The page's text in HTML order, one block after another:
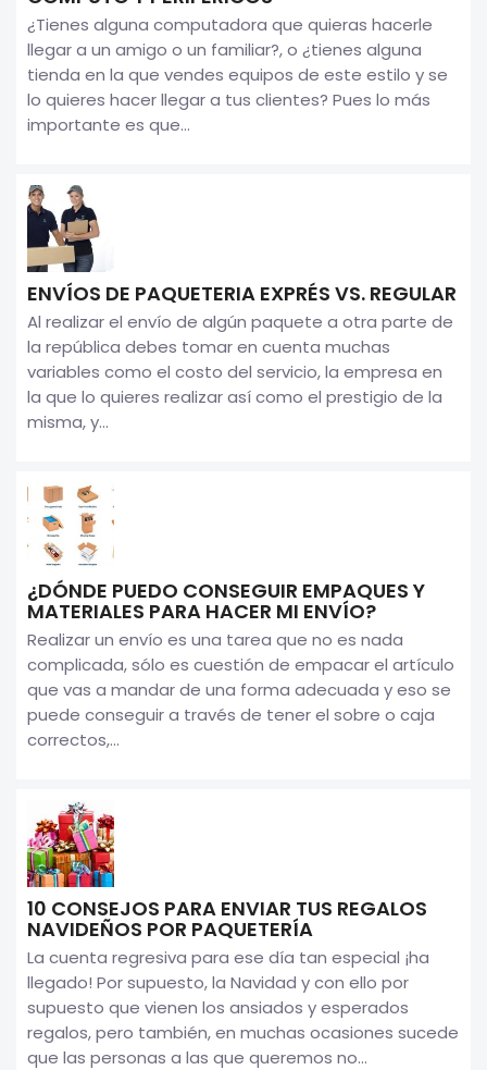
¿Tienes alguna computadora que quieras hacerle
llegar a un amigo o un familiar?, o ¿tienes alguna
tienda en la que vendes equipos de este estilo y se
lo quieres hacer llegar a tus clientes? Pues lo más
importante es que...
ENVÍOS DE PAQUETERIA EXPRÉS VS. REGULAR
Al realizar el envío de algún paquete a otra parte de
la república debes tomar en cuenta muchas
variables como el costo del servicio, la empresa en
la que lo quieres realizar así como el prestigio de la
misma, y...
¿DÓNDE PUEDO CONSEGUIR EMPAQUES Y
MATERIALES PARA HACER MI ENVÍO?
Realizar un envío es una tarea que no es nada
complicada, sólo es cuestión de empacar el artículo
que vas a mandar de una forma adecuada y eso se
puede conseguir a través de tener el sobre o caja
correctos,...
10 CONSEJOS PARA ENVIAR TUS REGALOS
NAVIDEÑOS POR PAQUETERÍA
La cuenta regresiva para ese día tan especial ¡ha
llegado! Por supuesto, la Navidad y con ello por
supuesto que vienen los ansiados y esperados
regalos, pero también, en muchas ocasiones sucede
que las personas a las que queremos no...